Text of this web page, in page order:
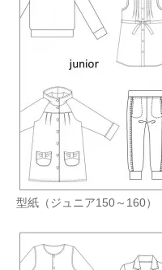
型紙（ジュニア150～160）